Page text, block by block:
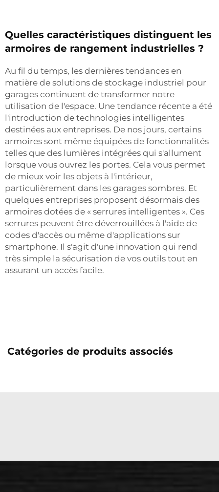
Quelles caractéristiques distinguent les
armoires de rangement industrielles ?
Au fil du temps, les dernières tendances en
matière de solutions de stockage industriel pour
garages continuent de transformer notre
utilisation de l'espace. Une tendance récente a été
l'introduction de technologies intelligentes
destinées aux entreprises. De nos jours, certains
armoires sont même équipées de fonctionnalités
telles que des lumières intégrées qui s'allument
lorsque vous ouvrez les portes. Cela vous permet
de mieux voir les objets à l'intérieur,
particulièrement dans les garages sombres. Et
quelques entreprises proposent désormais des
armoires dotées de « serrures intelligentes ». Ces
serrures peuvent être déverrouillées à l'aide de
codes d'accès ou même d'applications sur
smartphone. Il s'agit d'une innovation qui rend
très simple la sécurisation de vos outils tout en
assurant un accès facile.
Catégories de produits associés